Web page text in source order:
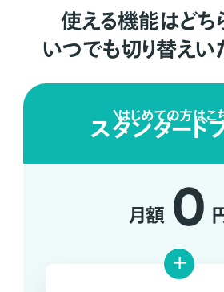
使える機能はどち
いつでも切り替えい
はじめての方はこ
スタンダード
月額 0
+